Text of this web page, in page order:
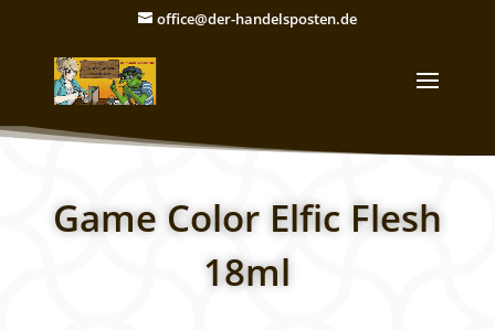
office@der-handelsposten.de
Game Color Elfic Flesh
18ml